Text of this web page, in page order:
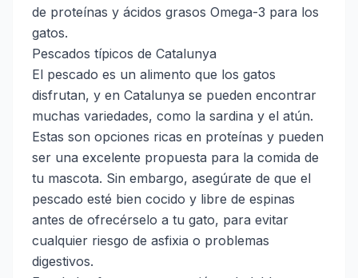
de proteínas y ácidos grasos Omega-3 para los
gatos.
Pescados típicos de Catalunya
El pescado es un alimento que los gatos
disfrutan, y en Catalunya se pueden encontrar
muchas variedades, como la sardina y el atún.
Estas son opciones ricas en proteínas y pueden
ser una excelente propuesta para la comida de
tu mascota. Sin embargo, asegúrate de que el
pescado esté bien cocido y libre de espinas
antes de ofrecérselo a tu gato, para evitar
cualquier riesgo de asfixia o problemas
digestivos.